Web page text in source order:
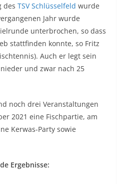
des TSV Schlüsselfeld wurde
Jahr wurde
unterbrochen, so dass
stattfinden konnte, so Fritz
Auch er legt sein
und zwar nach 25
noch drei Veranstaltungen
2021 eine Fischpartie, am
Kerwas-Party sowie
Ergebnisse: